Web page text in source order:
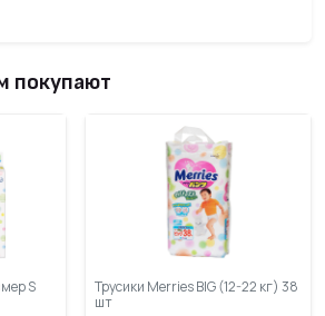
покупают
S
Трусики Merries BIG (12-22 кг) 38
шт